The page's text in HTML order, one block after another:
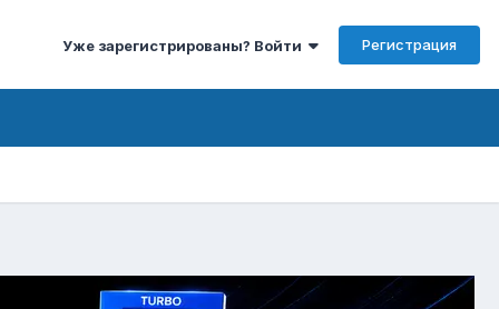
Уже зарегистрированы? Войти Регистрация